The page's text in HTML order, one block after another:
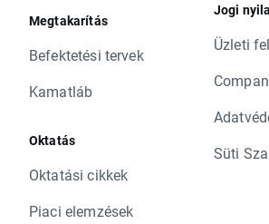
Megtakarítás
Befektetési tervek
Kamatláb
Oktatás
Oktatási cikkek
Piaci elemzések
Jogi
Üzleti
Süti